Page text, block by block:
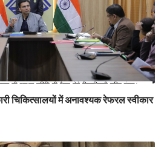
चिकित्सालयों में अनावश्यक रेफरल स्वीकार